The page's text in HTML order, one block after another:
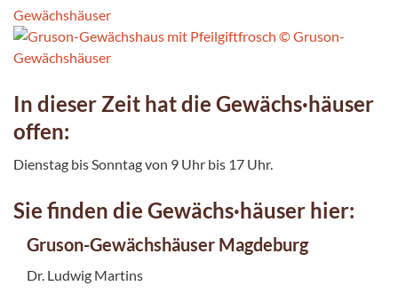
In dieser Zeit hat die Gewächs·häuser
offen:
Dienstag bis Sonntag von 9 Uhr bis 17 Uhr.
Sie finden die Gewächs·häuser hier:
Gruson-Gewächshäuser Magdeburg
Dr. Ludwig Martins